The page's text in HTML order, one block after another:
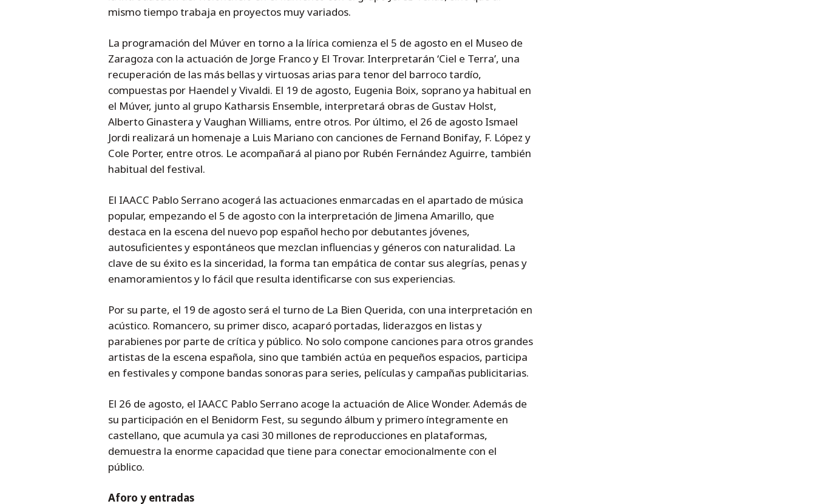
mismo tiempo trabaja en proyectos muy variados.
La programación del Múver en torno a la lírica comienza el 5 de agosto en el Museo de
Zaragoza con la actuación de Jorge Franco y El Trovar. Interpretarán ‘Ciel e Terra’, una
recuperación de las más bellas y virtuosas arias para tenor del barroco tardío,
compuestas por Haendel y Vivaldi. El 19 de agosto, Eugenia Boix, soprano ya habitual en
el Múver, junto al grupo Katharsis Ensemble, interpretará obras de Gustav Holst,
Alberto Ginastera y Vaughan Williams, entre otros. Por último, el 26 de agosto Ismael
Jordi realizará un homenaje a Luis Mariano con canciones de Fernand Bonifay, F. López y
Cole Porter, entre otros. Le acompañará al piano por Rubén Fernández Aguirre, también
habitual del festival.
El IAACC Pablo Serrano acogerá las actuaciones enmarcadas en el apartado de música
popular, empezando el 5 de agosto con la interpretación de Jimena Amarillo, que
destaca en la escena del nuevo pop español hecho por debutantes jóvenes,
autosuficientes y espontáneos que mezclan influencias y géneros con naturalidad. La
clave de su éxito es la sinceridad, la forma tan empática de contar sus alegrías, penas y
enamoramientos y lo fácil que resulta identificarse con sus experiencias.
Por su parte, el 19 de agosto será el turno de La Bien Querida, con una interpretación en
acústico. Romancero, su primer disco, acaparó portadas, liderazgos en listas y
parabienes por parte de crítica y público. No solo compone canciones para otros grandes
artistas de la escena española, sino que también actúa en pequeños espacios, participa
en festivales y compone bandas sonoras para series, películas y campañas publicitarias.
El 26 de agosto, el IAACC Pablo Serrano acoge la actuación de Alice Wonder. Además de
su participación en el Benidorm Fest, su segundo álbum y primero íntegramente en
castellano, que acumula ya casi 30 millones de reproducciones en plataformas,
demuestra la enorme capacidad que tiene para conectar emocionalmente con el
público.
Aforo y entradas